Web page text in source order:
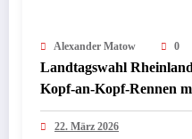
Alexander Matow 0
Landtagswahl
Kopf-an-Kopf-Rennen
Folgen für Investoren
22. März 2026